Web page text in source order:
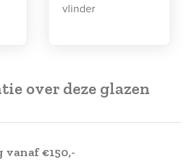
vlinder
over deze glazen
€150,-